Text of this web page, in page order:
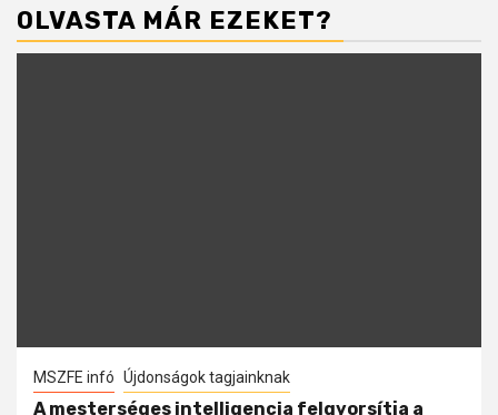
OLVASTA MÁR EZEKET?
MSZFE infó Újdonságok tagjainknak
A mesterséges intelligencia felgyorsítja a